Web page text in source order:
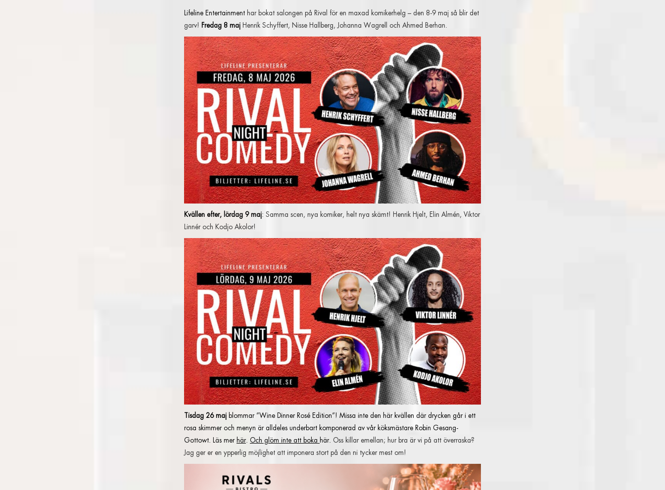
Lifeline Entertainment har bokat salongen på Rival för en maxad komikerhelg – den 8-9 maj så blir det
garv! Fredag 8 maj Henrik Schyffert, Nisse Hallberg, Johanna Wagrell och Ahmed Berhan.
Kvällen efter, lördag 9 maj: Samma scen, nya komiker, helt nya skämt! Henrik Hjelt, Elin Almén, Viktor
Linnér och Kodjo Akolor!
Tisdag 26 maj blommar ”Wine Dinner Rosé Edition”! Missa inte den här kvällen där drycken går i ett
rosa skimmer och menyn är alldeles underbart komponerad av vår köksmästare Robin Gesang-
Gottowt. Läs mer här. Och glöm inte att boka här. Oss killar emellan; hur bra är vi på att överraska?
Jag ger er en ypperlig möjlighet att imponera stort på den ni tycker mest om!